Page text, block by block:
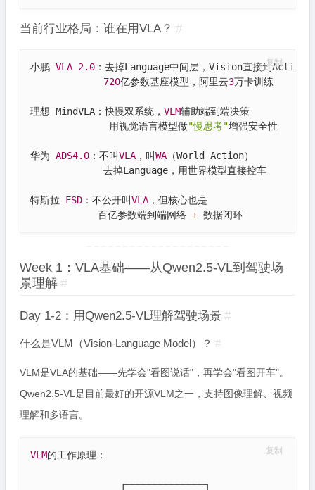
当前行业格局：谁在用VLA？ #
小鹏 VLA 2.0 ：去掉Language中间层，Vision直接到Action
720亿参数基座模型，阿里云3万卡训练
理想 MindVLA：快慢双系统， VLM辅助端到端决策
              用视觉语言模型做
"慢思考"增强安全性
华为 ADS4.0 ：不叫VLA ，叫WA （World Action）
             去掉Language，用世界模型直接控车
特斯拉 FSD ：不公开叫VLA ，但核心也是
            百亿参数端到端网络
+ 数据闭环
复制
Week 1：VLA基础——从Qwen2.5-VL到驾驶场
景理解 #
Day 1-2：用Qwen2.5-VL理解驾驶场景 #
什么是VLM（Vision-Language Model）？ #
VLM是VLA的基础——先学会"看图说话"，再学会"看图开车"。
Qwen2.5-VL是目前最好的开源VLM之一，支持图像理解、视频
理解和多语言。
VLM的工作原理：
                ┌──────────────┐
复制